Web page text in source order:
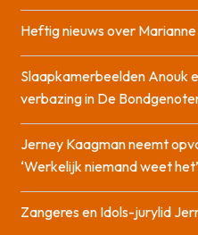
Heftig nieuws over
Slaapkamerbeelden Anouk
verbazing in De
Jerney Kaagman neemt
‘Werkelijk niemand weet het’
Zangeres en Idols-jurylid